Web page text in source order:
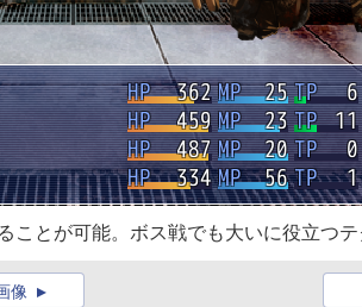
ことが可能。ボス戦でも大いに役立つ
像